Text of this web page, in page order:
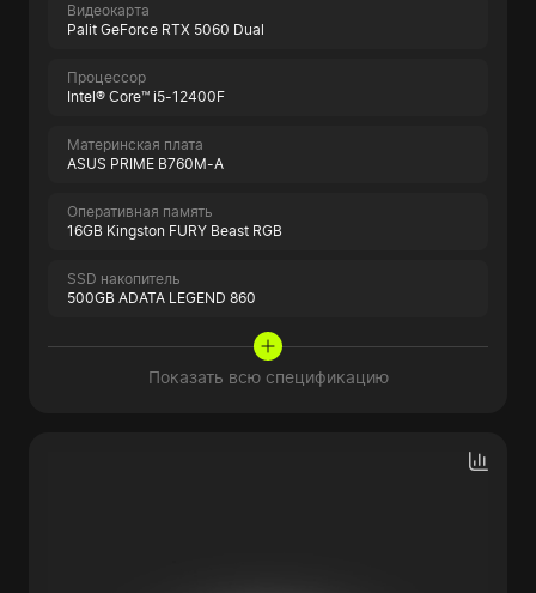
Видеокарта
Palit GeForce RTX 5060 Dual
Процессор
Intel® Core™ i5-12400F
Материнская плата
ASUS PRIME B760M-A
Оперативная память
16GB Kingston FURY Beast RGB
SSD накопитель
500GB ADATA LEGEND 860
Показать всю спецификацию